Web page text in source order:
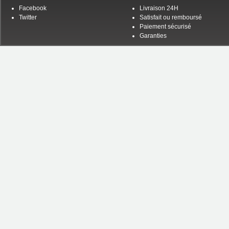
Facebook
Twitter
Livraison 24H
Satisfait ou remboursé
Paiement sécurisé
Garanties